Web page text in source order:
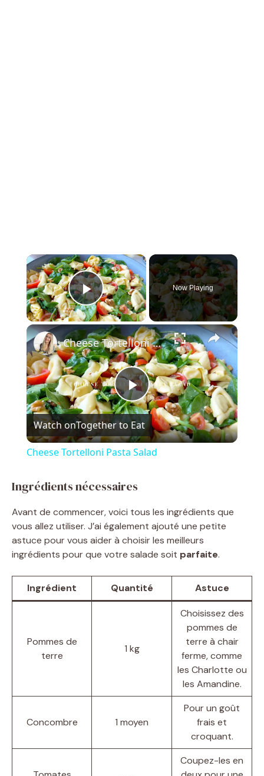
×
Play Video
Now Playing
×
P
l
y
V
i
e
Cheese Tortelloni Pasta Salad
Watch onTogether to Eat
Cheese Tortelloni Pasta Salad
Ingrédients nécessaires
Avant de commencer, voici tous les ingrédients que
vous allez utiliser. J’ai également ajouté une petite
astuce pour vous aider à choisir les meilleurs
ingrédients pour que votre salade soit parfaite.
Ingrédient Quantité Astuce
Pommes de
terre
1 kg
Choisissez des
pommes de
terre à chair
ferme, comme
les Charlotte ou
les Amandine.
Concombre 1 moyen
Pour un goût
frais et
croquant.
Coupez-les en